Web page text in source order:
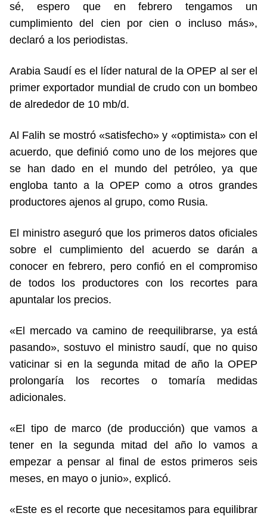
sé, espero que en febrero tengamos un
cumplimiento del cien por cien o incluso más»,
declaró a los periodistas.
Arabia Saudí es el líder natural de la OPEP al ser el
primer exportador mundial de crudo con un bombeo
de alrededor de 10 mb/d.
Al Falih se mostró «satisfecho» y «optimista» con el
acuerdo, que definió como uno de los mejores que
se han dado en el mundo del petróleo, ya que
engloba tanto a la OPEP como a otros grandes
productores ajenos al grupo, como Rusia.
El ministro aseguró que los primeros datos oficiales
sobre el cumplimiento del acuerdo se darán a
conocer en febrero, pero confió en el compromiso
de todos los productores con los recortes para
apuntalar los precios.
«El mercado va camino de reequilibrarse, ya está
pasando», sostuvo el ministro saudí, que no quiso
vaticinar si en la segunda mitad de año la OPEP
prolongaría los recortes o tomaría medidas
adicionales.
«El tipo de marco (de producción) que vamos a
tener en la segunda mitad del año lo vamos a
empezar a pensar al final de estos primeros seis
meses, en mayo o junio», explicó.
«Este es el recorte que necesitamos para equilibrar